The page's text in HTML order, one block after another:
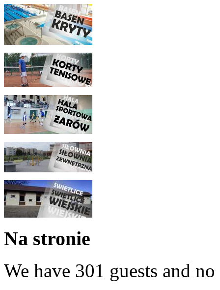
Na stronie
We have 301 guests and